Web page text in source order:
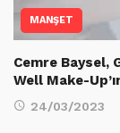
MANŞET
Cemre Baysel,
Well Make-
24/03/2023